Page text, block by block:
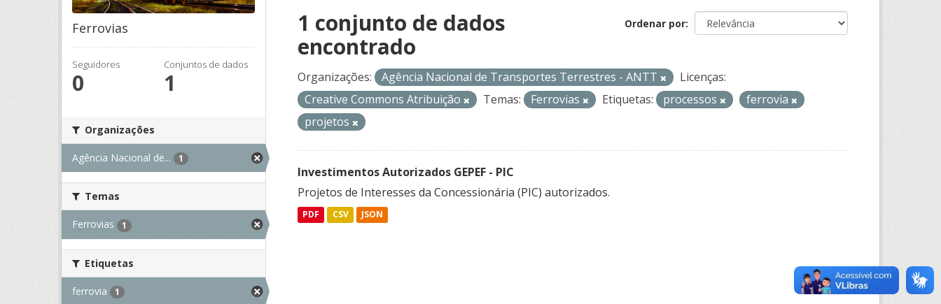
Ferrovias
Seguidores
0
Conjuntos de dados
1
Organizações
Agência Nacional de... 1
Temas
Ferrovias 1
Etiquetas
ferrovia 1
Ordenar por
1 conjunto de dados
encontrado
Organizações: Agência Nacional de Transportes Terrestres - ANTT
Licenças:
Creative Commons Atribuição
Temas: Ferrovias Etiquetas: processos
ferrovia
projetos
Investimentos Autorizados GEPEF - PIC
Projetos de Interesses da Concessionária (PIC) autorizados.
PDF CSV JSON